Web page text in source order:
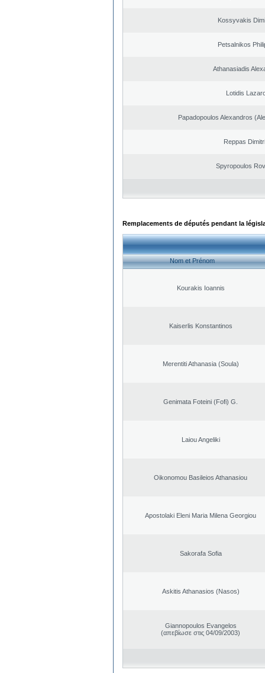
Kossyvakis
Petsalnikos
Athanasiadis
Lotidis
Papadopoulos Alexandros
Reppas
Spyropoulos
Remplacements de députés pendant la
Nom et Prénom
Kourakis Ioannis
Kaiserlis Konstantinos
Merentiti Athanasia (Soula)
Genimata Foteini (Fofi) G.
Laiou Angeliki
Oikonomou Basileios Athanasiou
Apostolaki Eleni Maria Milena Georgiou
Sakorafa Sofia
Askitis Athanasios (Nasos)
Giannopoulos Evangelos
(απεβίωσε στις 04/09/2003)